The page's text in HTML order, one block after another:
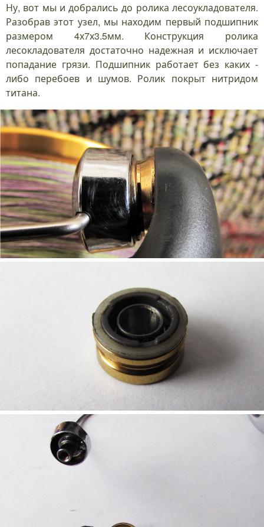
Ну, вот мы и добрались до ролика лесоукладователя.
Разобрав этот узел, мы находим первый подшипник
размером 4х7х3.5мм. Конструкция ролика
лесокладователя достаточно надежная и исключает
попадание грязи. Подшипник работает без каких -
либо перебоев и шумов. Ролик покрыт нитридом
титана.